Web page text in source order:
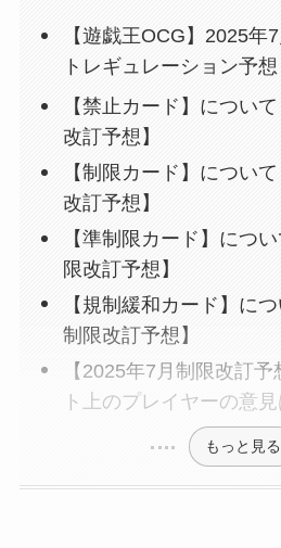
【遊戯王OCG】2025年
トレギュレーション予想
【禁止カード】につい
改訂予想】
【制限カード】につい
改訂予想】
【準制限カード】につ
限改訂予想】
【規制緩和カード】に
制限改訂予想】
【2025年7月制限改訂
ト上のプレイヤーの意見
もっと見る